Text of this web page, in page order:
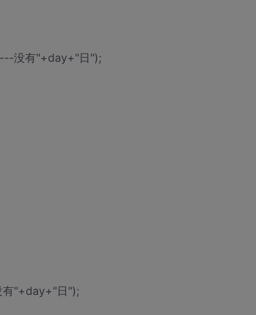
没有"+day+"日");
"+day+"日");